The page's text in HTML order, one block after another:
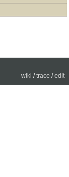
wiki /trace /edit